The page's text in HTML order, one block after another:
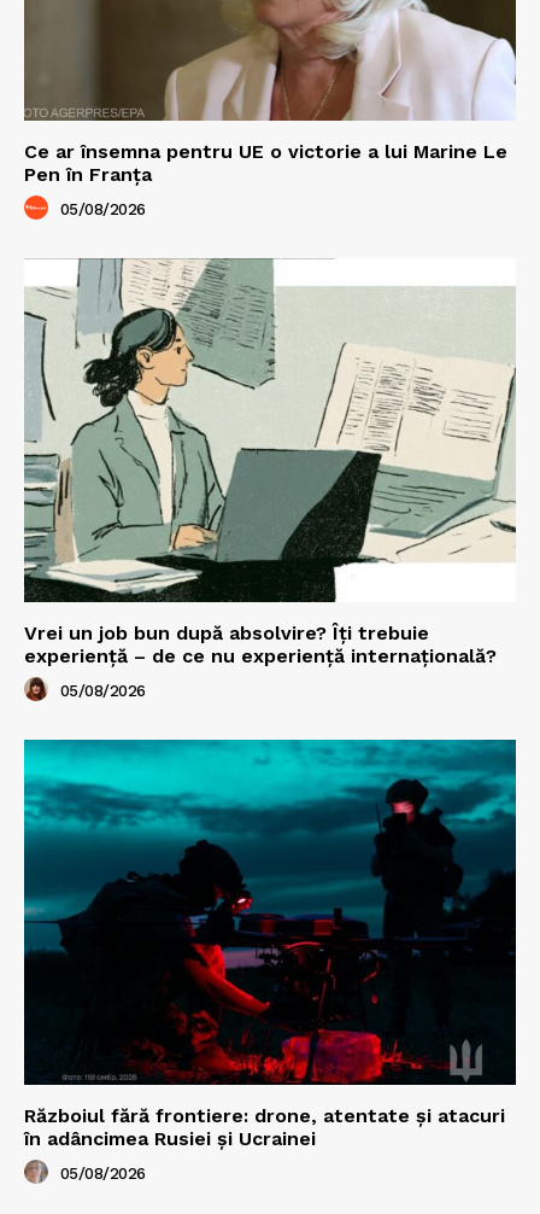
Ce ar însemna pentru UE o victorie a lui Marine Le
Pen în Franța
05/08/2026
Vrei un job bun după absolvire? Îți trebuie
experiență – de ce nu experiență internațională?
05/08/2026
Războiul fără frontiere: drone, atentate și atacuri
în adâncimea Rusiei și Ucrainei
05/08/2026